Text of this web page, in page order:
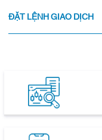
ĐẶT LỆNH GIAO DỊCH